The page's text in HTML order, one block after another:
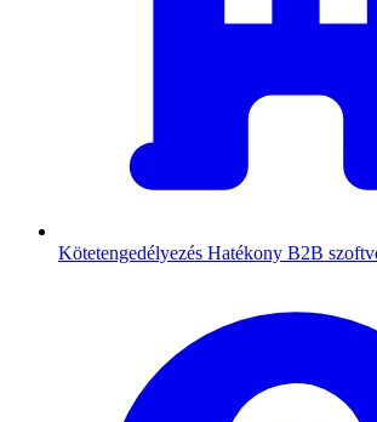
Kötetengedélyezés Hatékony B2B